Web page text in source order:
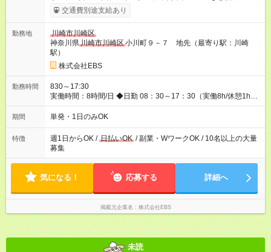
代が活躍中！ 意欲が強い方々が得意を生かして、年齢を問わず
キャリアアップしています！ ◆スタートダッシュに 入社祝金最
資格取得費用すべて弊社がお出しします♪ ◆交通費「全額」支給
公共交通機関を利用の履歴を提出で、交通費全額支給！ 自動車
通勤・バイク通勤もOK ◆日当保証 たとえ仕事が1時間で終わっ
ても 日当は全額お支払いします！ ◆制服貸与 制服は全て無償で
貸し出します。保証金は一切いただきません。 他にも、リュッ
クサック、快適に働ける空調服や防寒ベストのご用意もありま
す♪ 【試用期間】試用期間なし
交通費別途支給あり
勤務地
川崎市川崎区
神奈川県川崎市川崎区小川町９－７ 地先（最寄り駅：川崎
駅）
株式会社EBS
勤務時間
830～17:30
実働時間：8時間/日 ◆日勤 08：30～17：30（実働8h/休憩1h）
◆夜勤 20：30～翌05：30（実働8h/休憩1h） ※勤務地により勤
務時間は多少変動あり ◆希望のシフトで働ける！ 希望の勤務日
夜勤・深夜・早朝のお仕事もございます
期間 単発・1日のみOK
特徴 週1日からOK / 日払いOK / 副業・WワークOK / 10名以上の大量
募集
気になる！ 応募する 詳細へ
掲載元企業名 株式会社EBS
未読